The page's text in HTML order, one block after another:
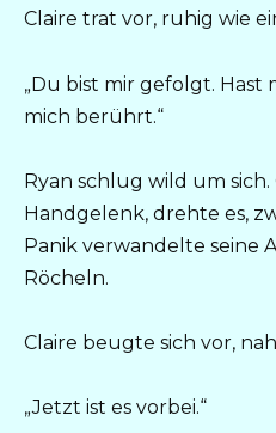
Claire trat vor, ruhig wie
„Du bist mir gefolgt. Hast
mich berührt.“
Ryan schlug wild um sich.
Handgelenk, drehte es,
Panik verwandelte seine
Röcheln.
Claire beugte sich vor,
„Jetzt ist es vorbei.“